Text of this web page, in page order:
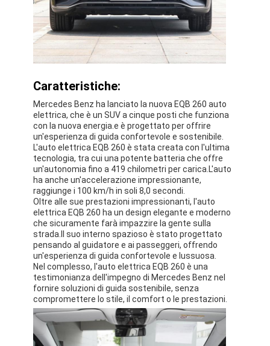
Su di noi
Visita alla fabbrica
Contattaci
Mercedes Benz Ev
Mercedes Benz Sedana
SUV Mercedes Benz
Auto elettrica Mercedes Benz
Caratteristiche:
Mercedes Benz ha lanciato la nuova EQB 260 auto
elettrica, che è un SUV a cinque posti che funziona
con la nuova energia.e è progettato per offrire
un'esperienza di guida confortevole e sostenibile.
L'auto elettrica EQB 260 è stata creata con l'ultima
tecnologia, tra cui una potente batteria che offre
un'autonomia fino a 419 chilometri per carica.L'auto
ha anche un'accelerazione impressionante,
raggiunge i 100 km/h in soli 8,0 secondi.
Oltre alle sue prestazioni impressionanti, l'auto
elettrica EQB 260 ha un design elegante e moderno
che sicuramente farà impazzire la gente sulla
strada.Il suo interno spazioso è stato progettato
pensando al guidatore e ai passeggeri, offrendo
un'esperienza di guida confortevole e lussuosa.
Nel complesso, l'auto elettrica EQB 260 è una
testimonianza dell'impegno di Mercedes Benz nel
fornire soluzioni di guida sostenibile, senza
compromettere lo stile, il comfort o le prestazioni.